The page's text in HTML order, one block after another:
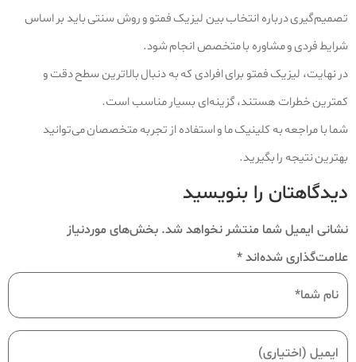
تصمیم‌گیری درباره انتخاب بین لیزیک فمتو و روش سنتی باید بر اساس
شرایط فردی و مشاوره با متخصص انجام شود.
در نهایت، لیزیک فمتو برای افرادی که به دنبال بالاترین سطح دقت و
کمترین خطرات هستند، گزینه‌ای بسیار مناسب است.
شما با مراجعه به کلینیک ما و استفاده از تجربه متخصصان می‌توانید
بهترین نتیجه را بگیرید.
دیدگاهتان را بنویسید
نشانی ایمیل شما منتشر نخواهد شد. بخش‌های موردنیاز
علامت‌گذاری شده‌اند*